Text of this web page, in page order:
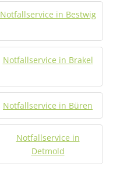
Notfallservice in Bestwig
Notfallservice in Brakel
Notfallservice in Büren
Notfallservice in
Detmold